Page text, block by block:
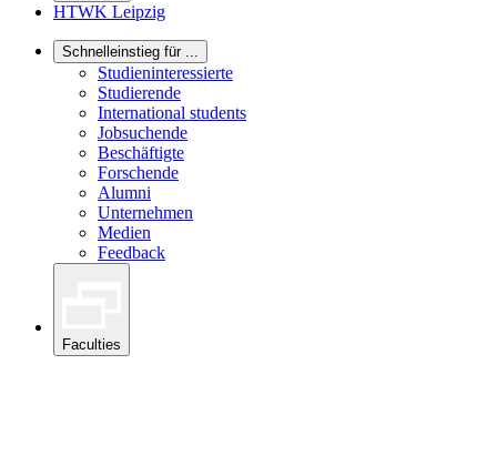
HTWK Leipzig
Schnelleinstieg für ...
Studieninteressierte
Studierende
International students
Jobsuchende
Beschäftigte
Forschende
Alumni
Unternehmen
Medien
Feedback
Faculties